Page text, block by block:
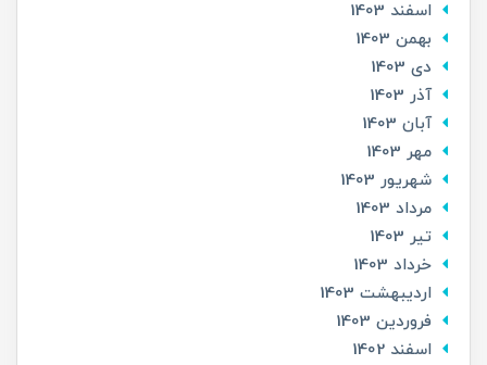
اسفند 1403
بهمن 1403
دی 1403
آذر 1403
آبان 1403
مهر 1403
شهریور 1403
مرداد 1403
تير 1403
خرداد 1403
ارديبهشت 1403
فروردین 1403
اسفند 1402